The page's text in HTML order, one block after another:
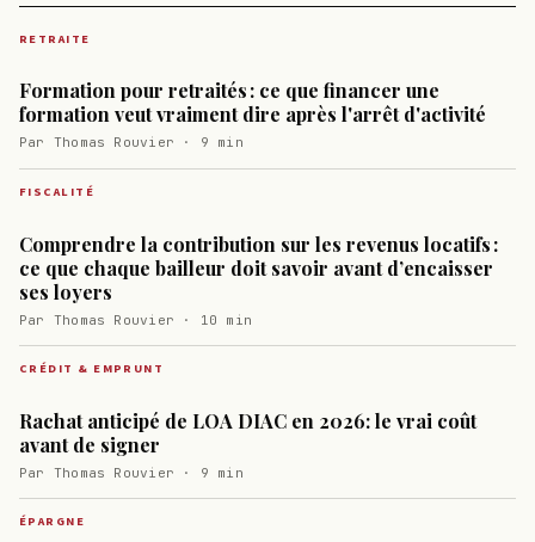
RETRAITE
Formation pour retraités : ce que financer une
formation veut vraiment dire après l'arrêt d'activité
Par Thomas Rouvier · 9 min
FISCALITÉ
Comprendre la contribution sur les revenus locatifs :
ce que chaque bailleur doit savoir avant d’encaisser
ses loyers
Par Thomas Rouvier · 10 min
CRÉDIT & EMPRUNT
Rachat anticipé de LOA DIAC en 2026: le vrai coût
avant de signer
Par Thomas Rouvier · 9 min
ÉPARGNE